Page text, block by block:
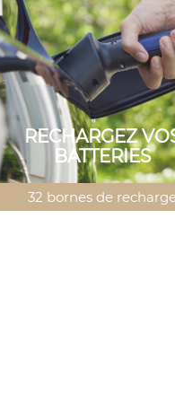
RECHARGEZ
BATTERIES
32 bornes de